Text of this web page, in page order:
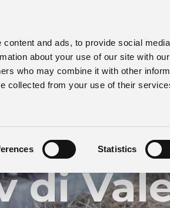
and ads, to provide social
about your use of our site with
who may combine it with other
collected from your use of their
Statistics
di
I nostri